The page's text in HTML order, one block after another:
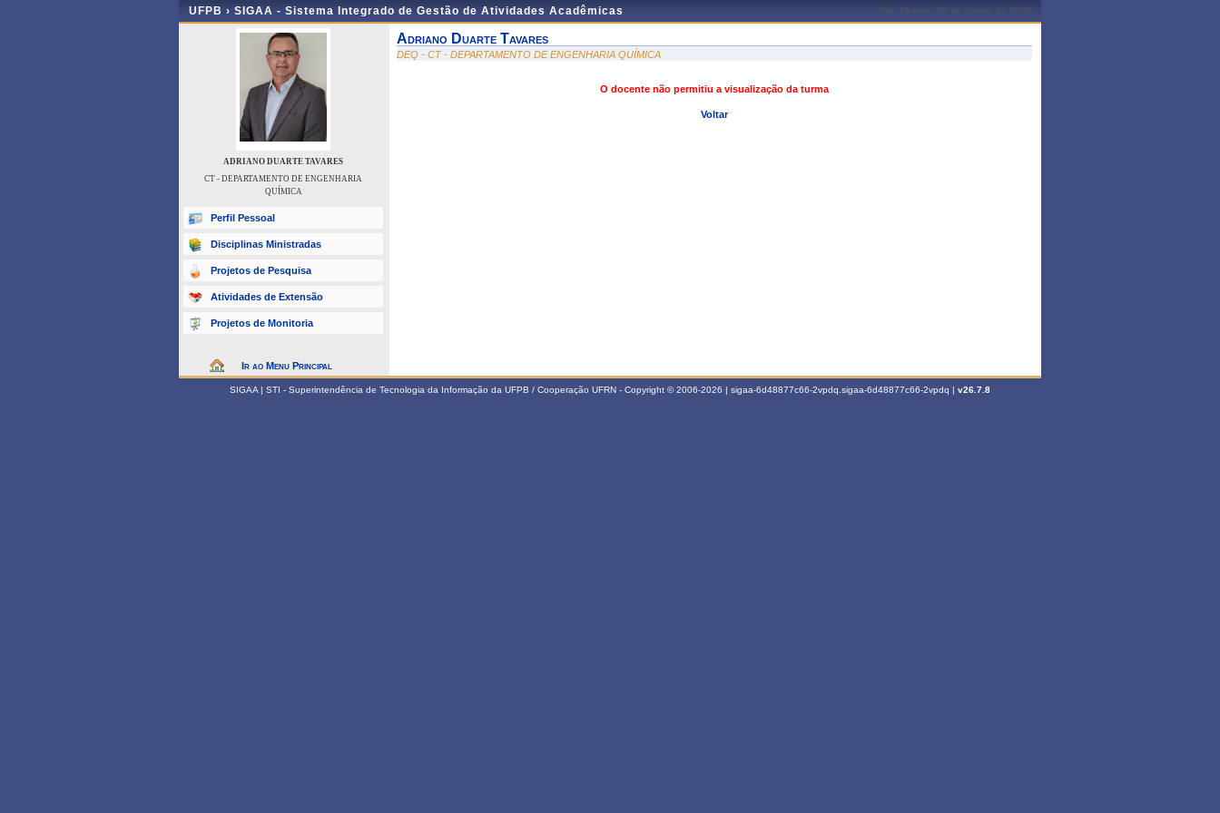
UFPB › SIGAA - Sistema Integrado de Gestão de Atividades Acadêmicas João Pessoa, 08 de Agosto de 2026
ADRIANO DUARTE TAVARES
CT - DEPARTAMENTO DE ENGENHARIA
QUÍMICA
Perfil Pessoal
Disciplinas Ministradas
Projetos de Pesquisa
Atividades de Extensão
Projetos de Monitoria
Ir ao Menu Principal
Adriano Duarte Tavares
DEQ - CT - DEPARTAMENTO DE ENGENHARIA QUÍMICA
O docente não permitiu a visualização da turma
Voltar
SIGAA | STI - Superintendência de Tecnologia da Informação da UFPB / Cooperação UFRN - Copyright © 2006-2026 | sigaa-6d48877c66-2vpdq.sigaa-6d48877c66-2vpdq | v26.7.8